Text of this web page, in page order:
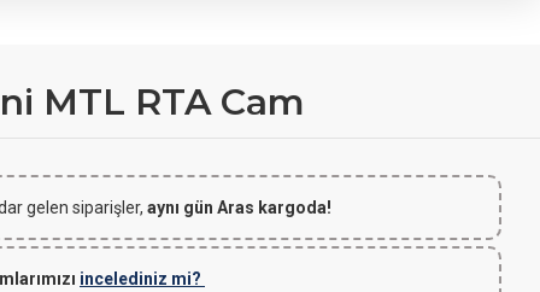
MTL RTA Cam
gelen siparişler, aynı gün Aras kargoda!
incelediniz mi?